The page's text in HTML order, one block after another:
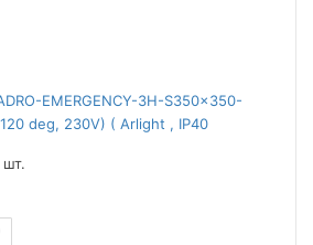
EMERGENCY-3H-S350x350-
deg, 230V) ( Arlight , IP40